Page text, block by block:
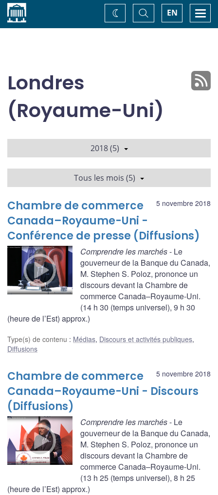
Accueil EN
Basculer
la
recherche
Changez
de
Londres
(Royaume-Uni)
2018 (5)
Tous les mois (5)
5 novembre 2018
Chambre de commerce
Canada–Royaume-Uni -
Conférence de presse (Diffusions)
Comprendre les marchés- Le
gouverneur de la Banque du Canada,
M. Stephen S. Poloz, prononce un
discours devant la Chambre de
commerce Canada–Royaume-Uni.
(14 h 30 (temps universel), 9 h 30
(heure de l’Est) approx.)
Type(s) de contenu : Médias, Discours et activités publiques,
Diffusions
5 novembre 2018
Chambre de commerce
Canada–Royaume-Uni - Discours
(Diffusions)
Comprendre les marchés- Le
gouverneur de la Banque du Canada,
M. Stephen S. Poloz, prononce un
discours devant la Chambre de
commerce Canada–Royaume-Uni.
(13 h 25 (temps universel), 8 h 25
(heure de l’Est) approx.)